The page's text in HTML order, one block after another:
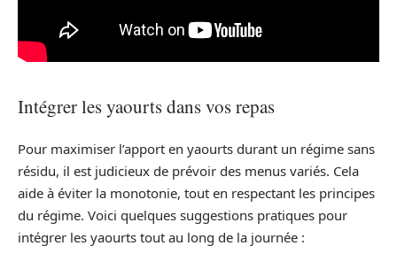
Intégrer les yaourts dans vos repas
Pour maximiser l’apport en yaourts durant un régime sans
résidu, il est judicieux de prévoir des menus variés. Cela
aide à éviter la monotonie, tout en respectant les principes
du régime. Voici quelques suggestions pratiques pour
intégrer les yaourts tout au long de la journée :